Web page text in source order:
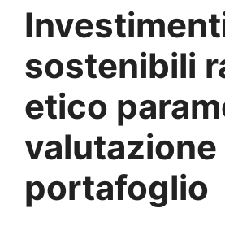
sostenibili
etico
valutazione
portafoglio